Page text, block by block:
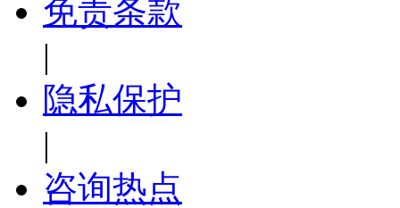
免责条款
|
隐私保护
|
咨询热点